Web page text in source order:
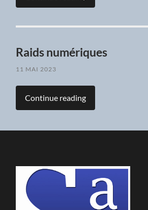
Raids numériques
11 MAI 2023
Continue reading